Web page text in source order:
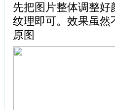
先把图片整体调整
纹理即可。效果虽然
原图